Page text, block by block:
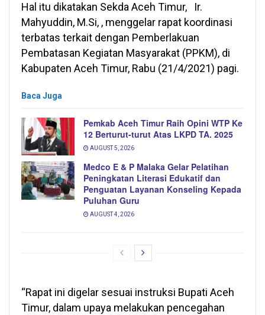
Hal itu dikatakan Sekda Aceh Timur, Ir.
Mahyuddin, M.Si, , menggelar rapat koordinasi
terbatas terkait dengan Pemberlakuan
Pembatasan Kegiatan Masyarakat (PPKM), di
Kabupaten Aceh Timur, Rabu (21/4/2021) pagi.
Baca Juga
Pemkab Aceh Timur Raih Opini WTP Ke
12 Berturut-turut Atas LKPD TA. 2025
AUGUST 5, 2026
Medco E & P Malaka Gelar Pelatihan
Peningkatan Literasi Edukatif dan
Penguatan Layanan Konseling Kepada
Puluhan Guru
AUGUST 4, 2026
“Rapat ini digelar sesuai instruksi Bupati Aceh
Timur, dalam upaya melakukan pencegahan